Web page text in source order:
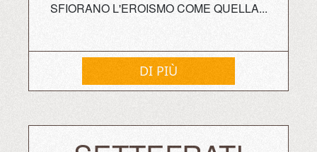
SFIORANO L'EROISMO COME QUELLA...
DI PIÙ